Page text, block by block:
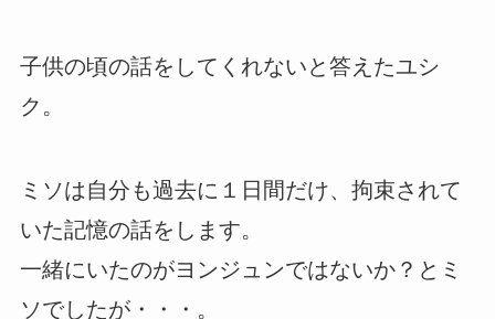
子供の頃の話をしてくれないと答えたユシ
ク。
ミソは自分も過去に１日間だけ、拘束されて
いた記憶の話をします。
一緒にいたのがヨンジュンではないか？とミ
ソでしたが・・・。